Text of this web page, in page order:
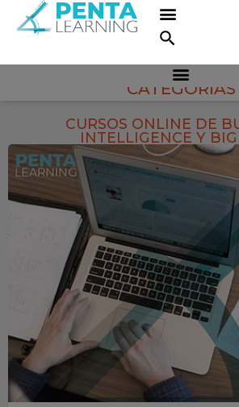
CATEGORÍAS
CURSOS ONLINE DE
INTELLIGENCE Y